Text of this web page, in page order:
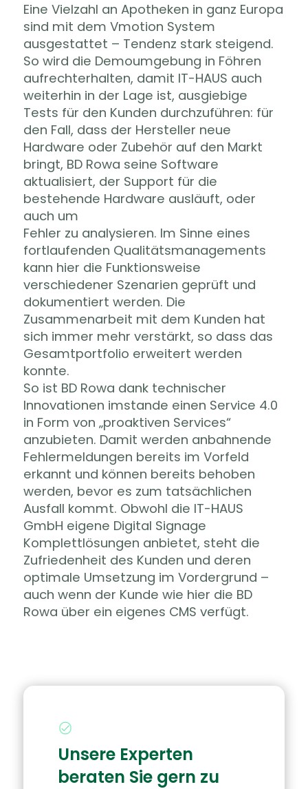
Eine Vielzahl an Apotheken in ganz Europa
sind mit dem Vmotion System
ausgestattet – Tendenz stark steigend.
So wird die Demoumgebung in Föhren
aufrechterhalten, damit IT-HAUS auch
weiterhin in der Lage ist, ausgiebige
Tests für den Kunden durchzuführen: für
den Fall, dass der Hersteller neue
Hardware oder Zubehör auf den Markt
bringt, BD Rowa seine Software
aktualisiert, der Support für die
bestehende Hardware ausläuft, oder
auch um
Fehler zu analysieren. Im Sinne eines
fortlaufenden Qualitätsmanagements
kann hier die Funktionsweise
verschiedener Szenarien geprüft und
dokumentiert werden. Die
Zusammenarbeit mit dem Kunden hat
sich immer mehr verstärkt, so dass das
Gesamtportfolio erweitert werden
konnte.
So ist BD Rowa dank technischer
Innovationen imstande einen Service 4.0
in Form von „proaktiven Services“
anzubieten. Damit werden anbahnende
Fehlermeldungen bereits im Vorfeld
erkannt und können bereits behoben
werden, bevor es zum tatsächlichen
Ausfall kommt. Obwohl die IT-HAUS
GmbH eigene Digital Signage
Komplettlösungen anbietet, steht die
Zufriedenheit des Kunden und deren
optimale Umsetzung im Vordergrund –
auch wenn der Kunde wie hier die BD
Rowa über ein eigenes CMS verfügt.
Unsere Experten
beraten Sie gern zu